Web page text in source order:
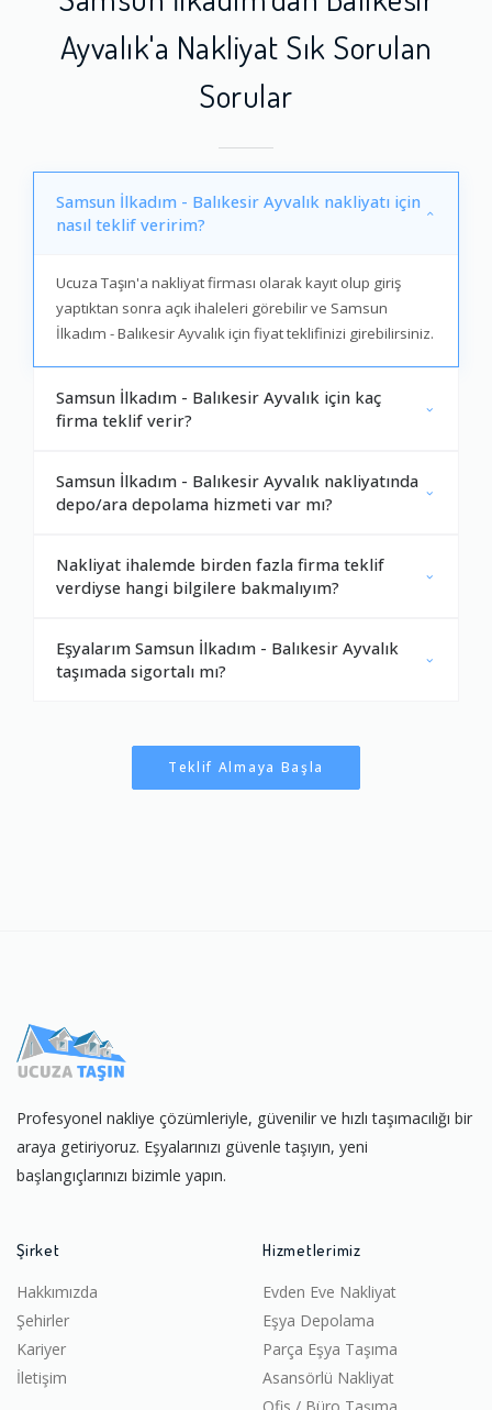
Ayvalık'a Nakliyat Sık Sorulan
Sorular
Samsun İlkadım - Balıkesir Ayvalık nakliyatı için
nasıl teklif veririm?
Ucuza Taşın'a nakliyat firması olarak kayıt olup giriş
yaptıktan sonra açık ihaleleri görebilir ve Samsun
İlkadım - Balıkesir Ayvalık için fiyat teklifinizi girebilirsiniz.
Samsun İlkadım - Balıkesir Ayvalık için kaç
firma teklif verir?
Samsun İlkadım - Balıkesir Ayvalık nakliyatında
depo/ara depolama hizmeti var mı?
Nakliyat ihalemde birden fazla firma teklif
verdiyse hangi bilgilere bakmalıyım?
Eşyalarım Samsun İlkadım - Balıkesir Ayvalık
taşımada sigortalı mı?
Teklif Almaya Başla
Profesyonel nakliye çözümleriyle, güvenilir ve hızlı taşımacılığı bir
araya getiriyoruz. Eşyalarınızı güvenle taşıyın, yeni
başlangıçlarınızı bizimle yapın.
Şirket
Hakkımızda
Şehirler
Kariyer
İletişim
Hizmetlerimiz
Evden Eve Nakliyat
Eşya Depolama
Parça Eşya Taşıma
Asansörlü Nakliyat